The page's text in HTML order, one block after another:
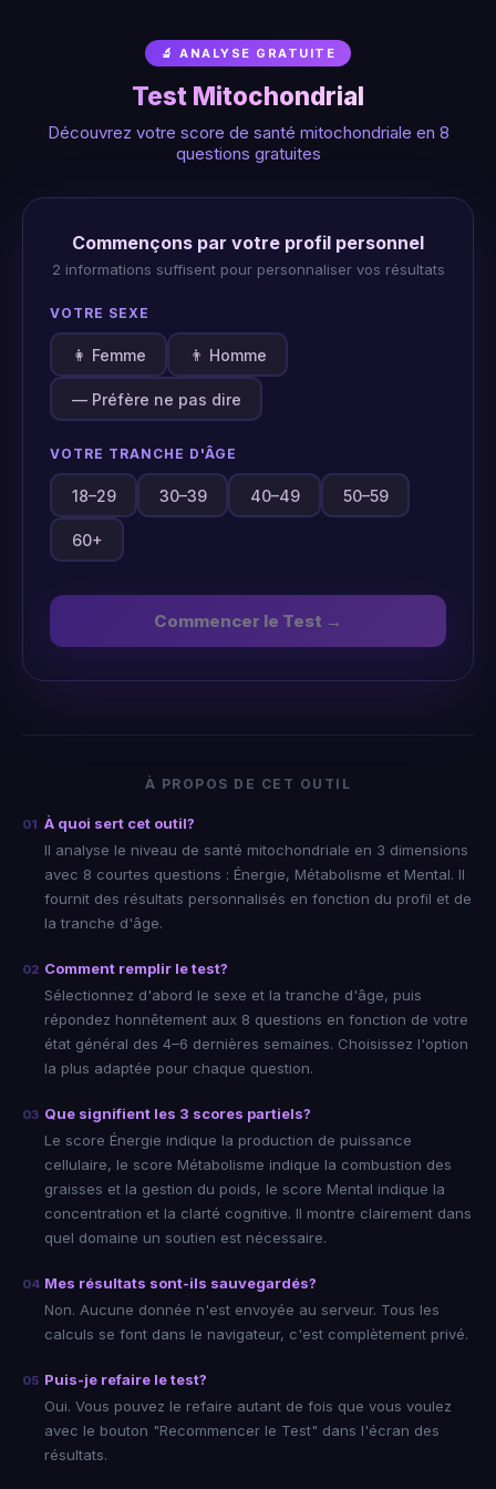
🔬 ANALYSE GRATUITE
Test Mitochondrial
Découvrez votre score de santé mitochondriale en 8
questions gratuites
Commençons par votre profil personnel
2 informations suffisent pour personnaliser vos résultats
VOTRE SEXE
👩 Femme 👨 Homme
— Préfère ne pas dire
VOTRE TRANCHE D'ÂGE
18–29 30–39 40–49 50–59
60+
Commencer le Test →
À PROPOS DE CET OUTIL
01 À quoi sert cet outil?
Il analyse le niveau de santé mitochondriale en 3 dimensions
avec 8 courtes questions : Énergie, Métabolisme et Mental. Il
fournit des résultats personnalisés en fonction du profil et de
la tranche d'âge.
02 Comment remplir le test?
Sélectionnez d'abord le sexe et la tranche d'âge, puis
répondez honnêtement aux 8 questions en fonction de votre
état général des 4–6 dernières semaines. Choisissez l'option
la plus adaptée pour chaque question.
03 Que signifient les 3 scores partiels?
Le score Énergie indique la production de puissance
cellulaire, le score Métabolisme indique la combustion des
graisses et la gestion du poids, le score Mental indique la
concentration et la clarté cognitive. Il montre clairement dans
quel domaine un soutien est nécessaire.
04 Mes résultats sont-ils sauvegardés?
Non. Aucune donnée n'est envoyée au serveur. Tous les
calculs se font dans le navigateur, c'est complètement privé.
05 Puis-je refaire le test?
Oui. Vous pouvez le refaire autant de fois que vous voulez
avec le bouton "Recommencer le Test" dans l'écran des
résultats.